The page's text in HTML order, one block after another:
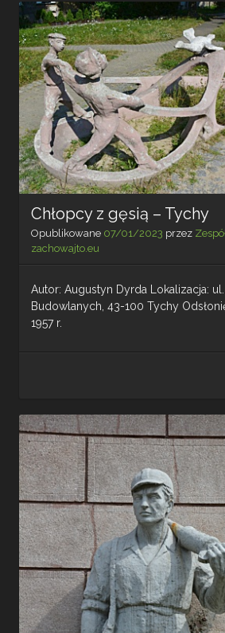
Chłopcy z gęsią – Tychy
Opublikowane 07/01/2023 przez
zachowajto.eu
Autor: Augustyn Dyrda Lokalizacja: ul.
Budowlanych, 43-100 Tychy
1957 r.